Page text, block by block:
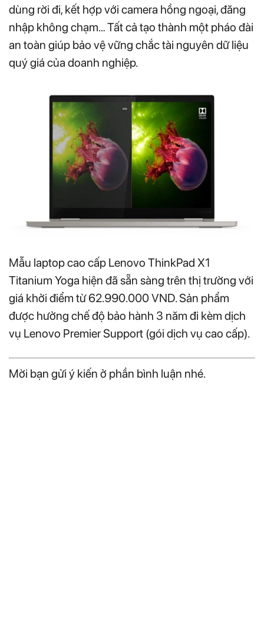
dùng rời đi, kết hợp với camera hồng ngoại, đăng
nhập không chạm… Tất cả tạo thành một pháo đài
an toàn giúp bảo vệ vững chắc tài nguyên dữ liệu
quý giá của doanh nghiệp.
Mẫu laptop cao cấp Lenovo ThinkPad X1
Titanium Yoga hiện đã sẵn sàng trên thị trường với
giá khởi điểm từ 62.990.000 VND. Sản phẩm
được hưởng chế độ bảo hành 3 năm đi kèm dịch
vụ Lenovo Premier Support (gói dịch vụ cao cấp).
Mời bạn gửi ý kiến ở phần bình luận nhé.